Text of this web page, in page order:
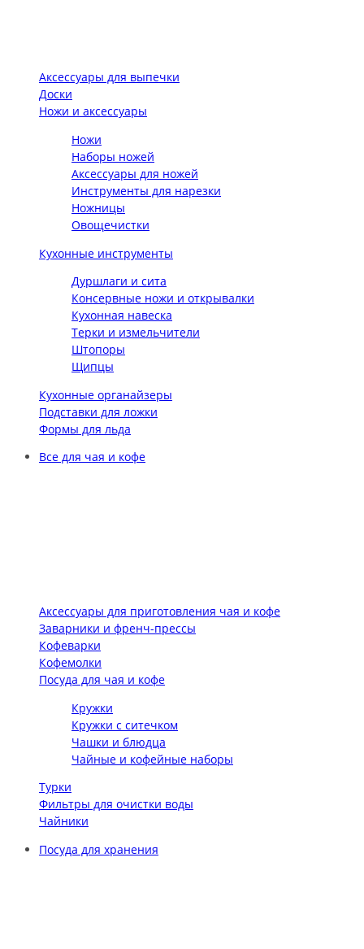
Аксессуары для выпечки
Доски
Ножи и аксессуары
Ножи
Наборы ножей
Аксессуары для ножей
Инструменты для нарезки
Ножницы
Овощечистки
Кухонные инструменты
Дуршлаги и сита
Консервные ножи и открывалки
Кухонная навеска
Терки и измельчители
Штопоры
Щипцы
Кухонные органайзеры
Подставки для ложки
Формы для льда
Все для чая и кофе
Аксессуары для приготовления чая и кофе
Заварники и френч-прессы
Кофеварки
Кофемолки
Посуда для чая и кофе
Кружки
Кружки с ситечком
Чашки и блюдца
Чайные и кофейные наборы
Турки
Фильтры для очистки воды
Чайники
Посуда для хранения